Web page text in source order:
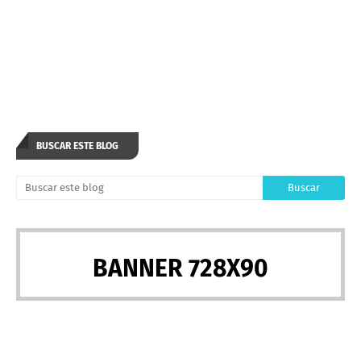
BUSCAR ESTE BLOG
BANNER 728X90